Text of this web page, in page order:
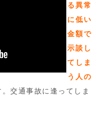
る異常
に低い
金額で
示談し
てしま
う人の
交通事故に逢ってしま